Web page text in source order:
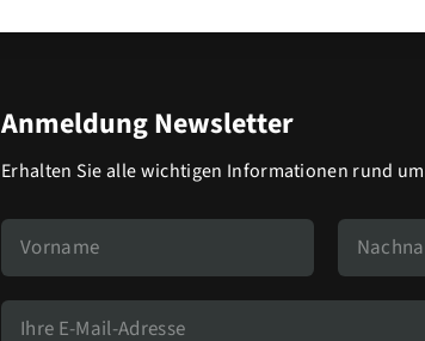
Anmeldung Newsletter
Erhalten Sie alle wichtigen Informationen rund